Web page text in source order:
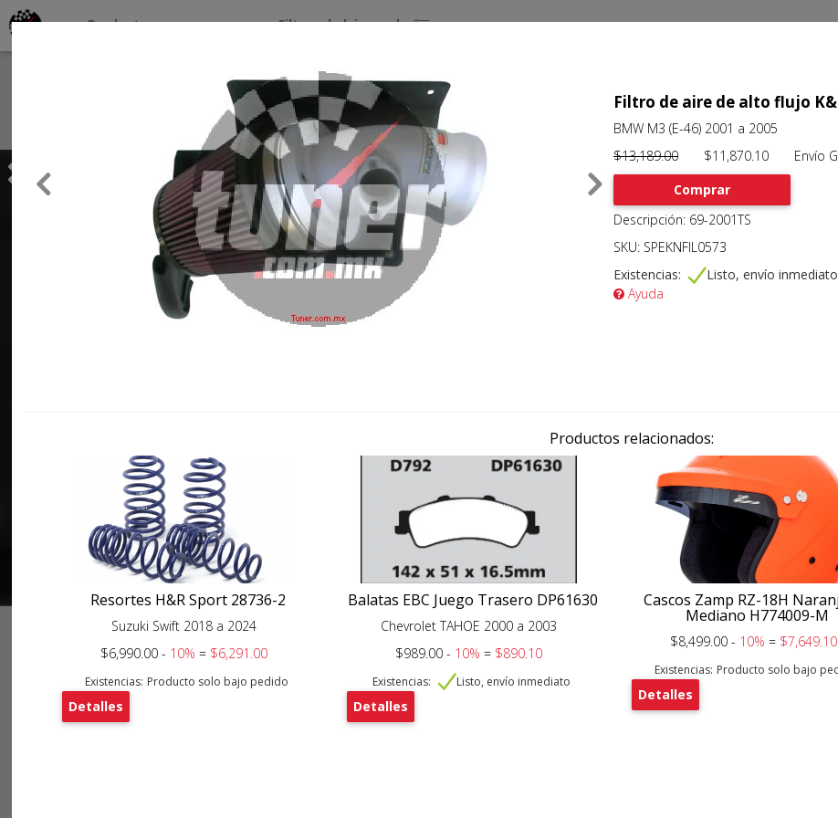
Clients
Productos por marcas Filtros de búsqueda
Filtro de aire de alto flujo
BMW M3 (E-46) 2001 a 2005
$13,189.00$11,870.10 Envío
Comprar
Descripción: 69-2001TS
SKU: SPEKNFIL0573
Existencias:
Listo, envío inmediato
Ayuda
Productos relacionados:
Resortes H&R Sport 28736-2
Suzuki Swift 2018 a 2024
$6,990.00 - 10% = $6,291.00
Existencias: Producto solo bajo pedido
Detalles
Balatas EBC Juego Trasero DP61630
Chevrolet TAHOE 2000 a 2003
$989.00 - 10% = $890.10
Existencias: Listo, envío inmediato
Detalles
Cascos Zamp RZ-18H
Mediano H774009-M
$8,499.00 - 10% = $7,649.10
Existencias: Producto solo bajo
Detalles